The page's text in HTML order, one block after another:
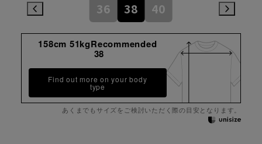
36 38 40
158cm 51kgRecommended
38
Find out more on your body
type
あくまでもサイズをご検討いただく際の目安となります。